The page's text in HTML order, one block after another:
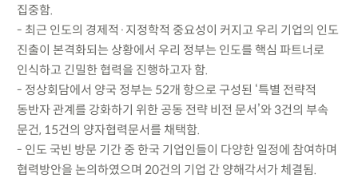
집중함.
- 최근 인도의 경제적·지정학적 중요성이 커지고 우리 기업의 인도
진출이 본격화되는 상황에서 우리 정부는 인도를 핵심 파트너로
인식하고 긴밀한 협력을 진행하고자 함.
- 정상회담에서 양국 정부는 52개 항으로 구성된 ‘특별 전략적
동반자 관계를 강화하기 위한 공동 전략 비전 문서’와 3건의 부속
문건, 15건의 양자협력문서를 채택함.
- 인도 국빈 방문 기간 중 한국 기업인들이 다양한 일정에 참여하며
협력방안을 논의하였으며 20건의 기업 간 양해각서가 체결됨.